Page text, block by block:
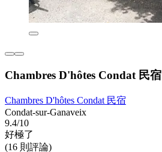
Chambres D'hôtes Condat 民宿
Chambres D'hôtes Condat 民宿
Condat-sur-Ganaveix
9.4/10
好極了
(16 則評論)